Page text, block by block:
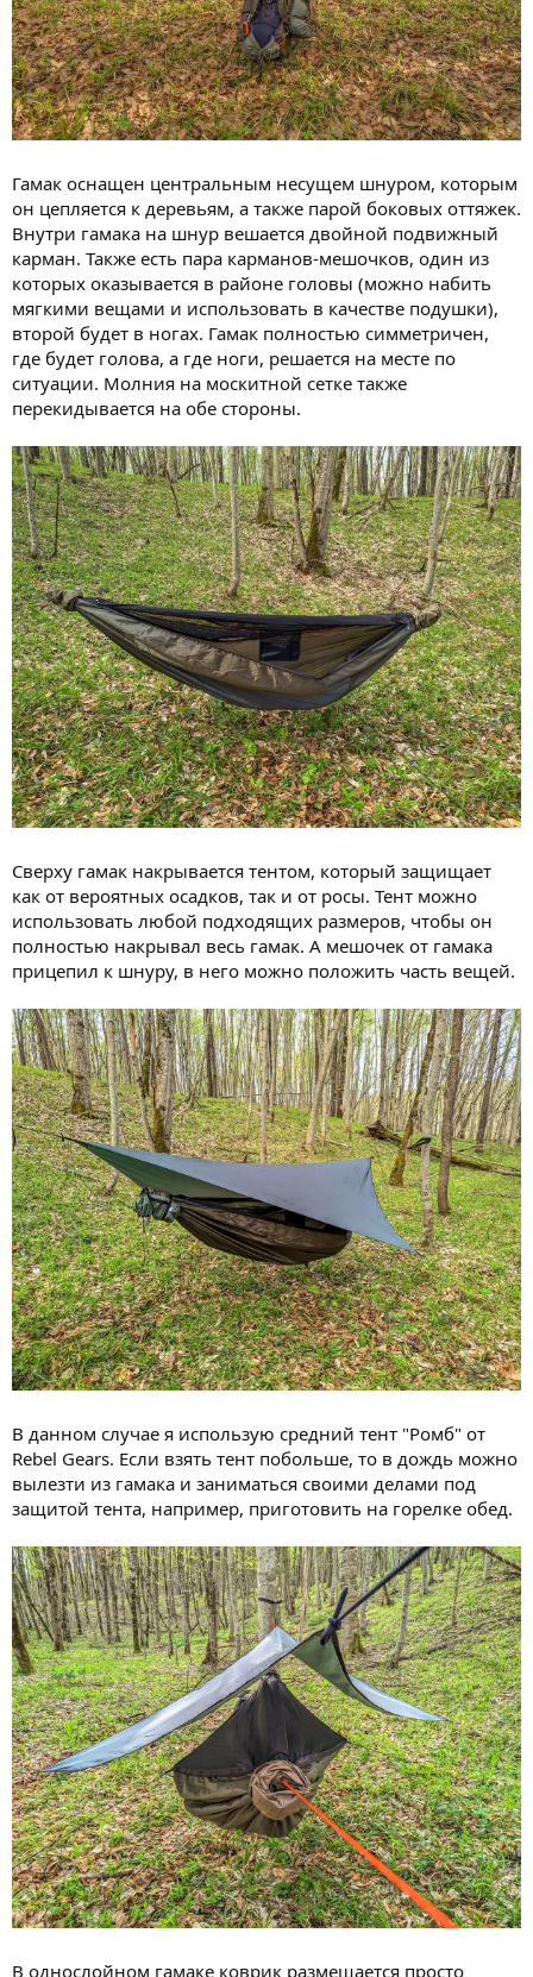
Гамак оснащен центральным несущем шнуром, которым
он цепляется к деревьям, а также парой боковых оттяжек.
Внутри гамака на шнур вешается двойной подвижный
карман. Также есть пара карманов-мешочков, один из
которых оказывается в районе головы (можно набить
мягкими вещами и использовать в качестве подушки),
второй будет в ногах. Гамак полностью симметричен,
где будет голова, а где ноги, решается на месте по
ситуации. Молния на москитной сетке также
перекидывается на обе стороны.
Сверху гамак накрывается тентом, который защищает
как от вероятных осадков, так и от росы. Тент можно
использовать любой подходящих размеров, чтобы он
полностью накрывал весь гамак. А мешочек от гамака
прицепил к шнуру, в него можно положить часть вещей.
В данном случае я использую средний тент "Ромб" от
Rebel Gears. Если взять тент побольше, то в дождь можно
вылезти из гамака и заниматься своими делами под
защитой тента, например, приготовить на горелке обед.
В однослойном гамаке коврик размещается просто